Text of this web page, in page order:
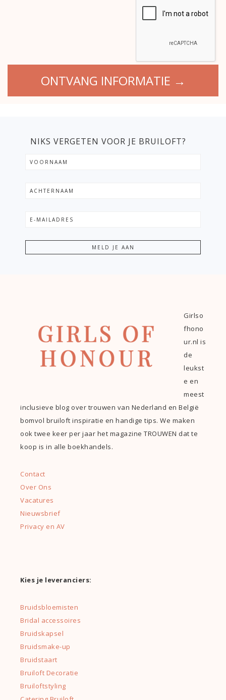
NIKS VERGETEN VOOR JE BRUILOFT?
Girlso
fhono
ur.nl is
de
leukst
e en
meest
inclusieve blog over trouwen van Nederland en België
bomvol bruiloft inspiratie en handige tips. We maken
ook twee keer per jaar het magazine TROUWEN dat te
koop is in alle boekhandels.
Contact
Over Ons
Vacatures
Nieuwsbrief
Privacy en AV
Kies je leveranciers:
Bruidsbloemisten
Bridal accessoires
Bruidskapsel
Bruidsmake-up
Bruidstaart
Bruiloft Decoratie
Bruiloftstyling